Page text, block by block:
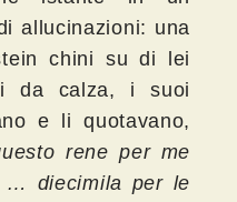
allucinazioni: una
chini su di lei
da calza, i suoi
e li quotavano,
rene per me
… diecimila per le